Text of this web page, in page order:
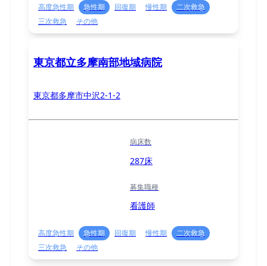
高度急性期 急性期 回復期 慢性期
二次救急
三次救急
その他
東京都立多摩南部地域病院
東京都多摩市中沢2-1-2
病床数
287床
募集職種
看護師
高度急性期 急性期 回復期 慢性期
二次救急
三次救急
その他